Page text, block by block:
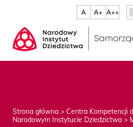
A A+ A++
Strona główna >Centra Kompetencji
Narodowym Instytucie Dziedzictwa >